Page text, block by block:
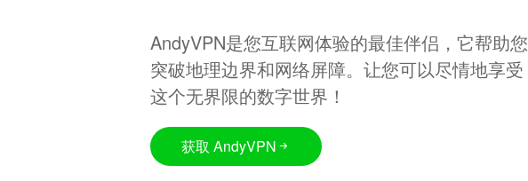
AndyVPN是您互联网体验的最佳伴侣，它帮助您
突破地理边界和网络屏障。让您可以尽情地享受
这个无界限的数字世界！
获取 AndyVPN